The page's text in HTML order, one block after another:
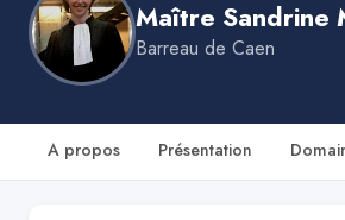
Maître Sandrine
Barreau de Caen
A propos Présentation